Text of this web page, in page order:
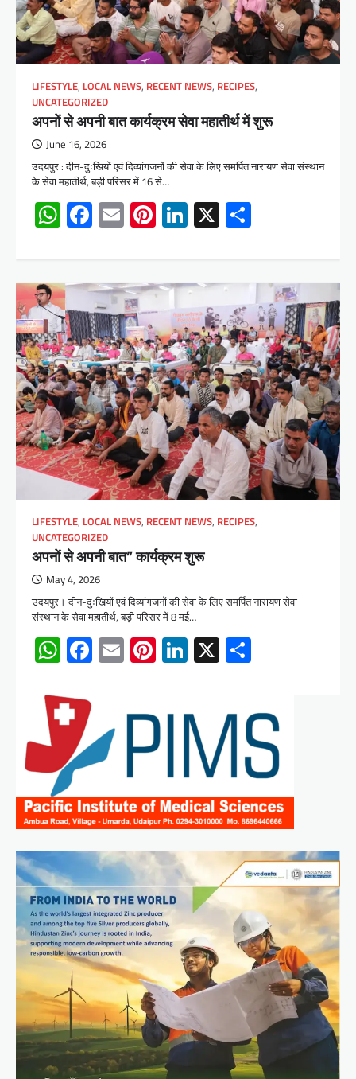
LIFESTYLE, LOCAL NEWS, RECENT NEWS, RECIPES,
UNCATEGORIZED
अपनों से अपनी बात कार्यक्रम सेवा महातीर्थ में शुरू
June 16, 2026
उदयपुर : दीन-दुःखियों एवं दिव्यांगजनों की सेवा के लिए समर्पित नारायण सेवा संस्थान
के सेवा महातीर्थ, बड़ी परिसर में 16 से…
WhatsApp
Facebook
EmailPinterest
LinkedIn
X
LIFESTYLE, LOCAL NEWS, RECENT NEWS, RECIPES,
UNCATEGORIZED
अपनों से अपनी बात” कार्यक्रम शुरू
May 4, 2026
उदयपुर। दीन-दुःखियों एवं दिव्यांगजनों की सेवा के लिए समर्पित नारायण सेवा
संस्थान के सेवा महातीर्थ, बड़ी परिसर में 8 मई…
WhatsApp
Facebook
EmailPinterest
LinkedIn
X